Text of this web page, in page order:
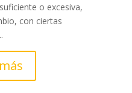
o excesiva,
con ciertas